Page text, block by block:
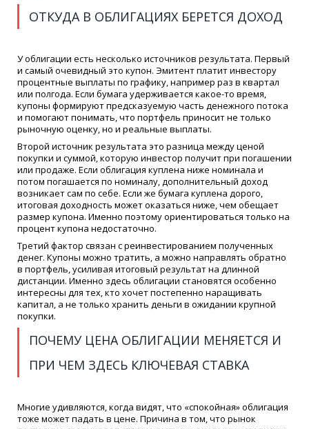
ОТКУДА В ОБЛИГАЦИЯХ БЕРЕТСЯ ДОХОД
У облигации есть несколько источников результата. Первый
и самый очевидный это купон. Эмитент платит инвестору
процентные выплаты по графику, например раз в квартал
или полгода. Если бумага удерживается какое-то время,
купоны формируют предсказуемую часть денежного потока
и помогают понимать, что портфель приносит не только
рыночную оценку, но и реальные выплаты.
Второй источник результата это разница между ценой
покупки и суммой, которую инвестор получит при погашении
или продаже. Если облигация куплена ниже номинала и
потом погашается по номиналу, дополнительный доход
возникает сам по себе. Если же бумага куплена дорого,
итоговая доходность может оказаться ниже, чем обещает
размер купона. Именно поэтому ориентироваться только на
процент купона недостаточно.
Третий фактор связан с реинвестированием полученных
денег. Купоны можно тратить, а можно направлять обратно
в портфель, усиливая итоговый результат на длинной
дистанции. Именно здесь облигации становятся особенно
интересны для тех, кто хочет постепенно наращивать
капитал, а не только хранить деньги в ожидании крупной
покупки.
ПОЧЕМУ ЦЕНА ОБЛИГАЦИИ МЕНЯЕТСЯ И
ПРИ ЧЕМ ЗДЕСЬ КЛЮЧЕВАЯ СТАВКА
Многие удивляются, когда видят, что «спокойная» облигация
тоже может падать в цене. Причина в том, что рынок